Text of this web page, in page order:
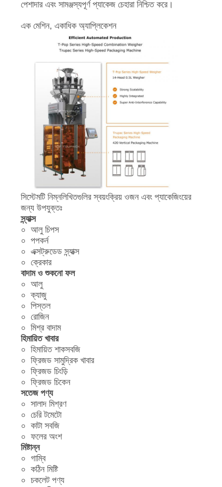
পেশাদার এবং সামঞ্জস্যপূর্ণ প্যাকেজ চেহারা নিশ্চিত করে।
এক মেশিন, একাধিক অ্যাপ্লিকেশন
সিস্টেমটি নিম্নলিখিতগুলির স্বয়ংক্রিয় ওজন এবং প্যাকেজিংয়ের
জন্য উপযুক্তঃ
স্ন্যাক্স
আলু চিপস
পপকর্ন
এক্সট্রুডেড স্ন্যাক্স
ক্রেকার
বাদাম ও শুকনো ফল
আলু
ক্যাজু
পিস্তল
রোজিন
মিশ্র বাদাম
হিমায়িত খাবার
হিমায়িত শাকসবজি
ফ্রিজড সামুদ্রিক খাবার
ফ্রিজড চিংড়ি
ফ্রিজড চিকেন
সতেজ পণ্য
সালাদ মিশ্রণ
চেরি টমেটো
কাটা সবজি
ফলের অংশ
মিষ্টান্ন
গাম্বি
কঠিন মিষ্টি
চকলেট পণ্য